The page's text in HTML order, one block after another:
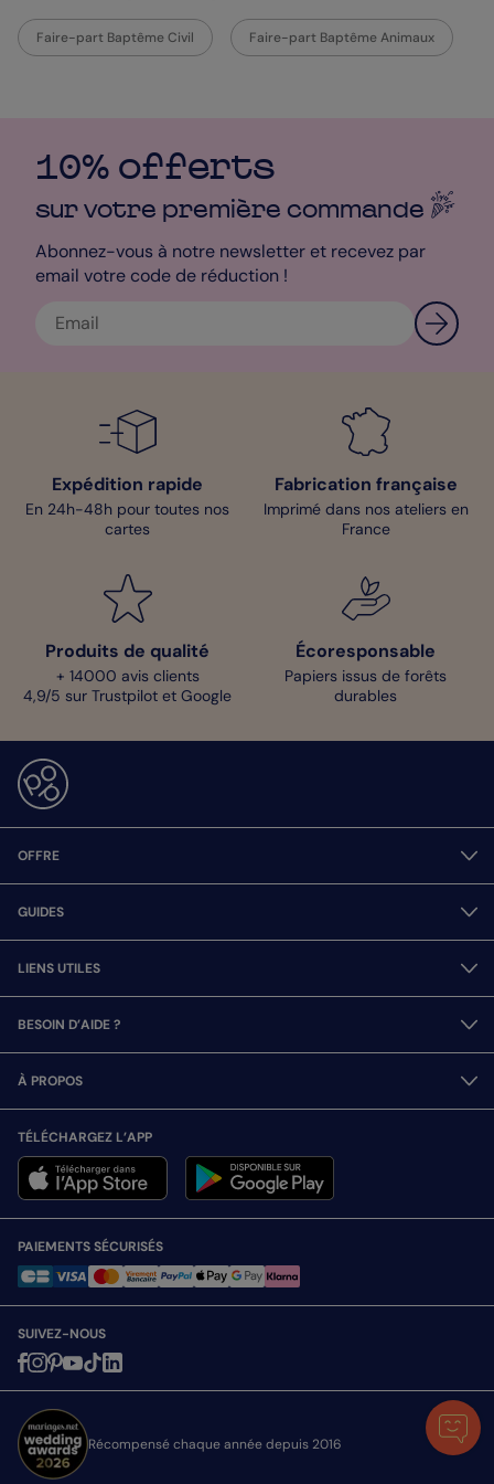
Faire-part Baptême Civil Faire-part Baptême Animaux
10% offerts
sur votre première commande
Abonnez-vous à notre newsletter et recevez par
email votre code de réduction !
Expédition rapide
En 24h-48h pour toutes nos
cartes
Fabrication française
Imprimé dans nos ateliers en
France
Produits de qualité
+ 14000 avis clients
4,9/5 sur Trustpilot et Google
Écoresponsable
Papiers issus de forêts
durables
OFFRE
GUIDES
LIENS UTILES
BESOIN D’AIDE ?
À PROPOS
TÉLÉCHARGEZ L’APP
PAIEMENTS SÉCURISÉS
SUIVEZ-NOUS
Récompensé chaque année depuis 2016